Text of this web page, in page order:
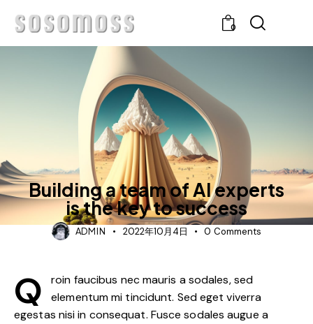
0
IDEAS
Building a team of AI experts
is the key to success
ADMIN 2022年10月4日 0 Comments
Q
roin faucibus nec mauris a sodales, sed
elementum mi tincidunt. Sed eget viverra
egestas nisi in consequat. Fusce sodales augue a